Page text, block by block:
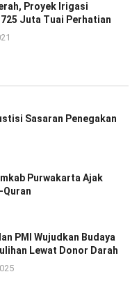
Proyek Irigasi
Juta Tuai Perhatian
Sasaran Penegakan
Purwakarta Ajak
Quran
PMI Wujudkan Budaya
Lewat Donor Darah